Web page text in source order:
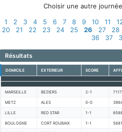
Choisir une autre
1
2 3 4 5 6 7 8 9 10 11
20
21 22 23 24 25 26 27 28
36
37
Résultats
DOMICILE EXTERIEUR SCORE
MARSEILLE BEZIERS 2-1 7117
METZ ALES 0-0
LILLE RED STAR 1-1
BOULOGNE CORT ROUBAIX 1-1 5681